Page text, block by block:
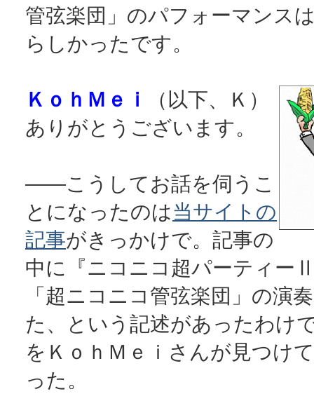
管弦楽団」のパフォーマンス
らしかったです。
ＫｏｈＭｅｉ
（以下、Ｋ）
ありがとうございます。
――こうしてお話を伺うこ
とになったのは当サイトの
記事がきっかけで。記事の
中に『ニコニコ超パーティー
「超ニコニコ管弦楽団」の演
た、という記述があったわけ
をＫｏｈＭｅｉさんが見つけ
った。